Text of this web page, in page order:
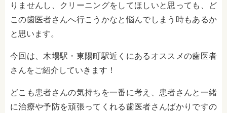
りませんし、クリーニングをしてほしいと思っても、ど
この歯医者さんへ行こうかなと悩んでしまう時もあるか
と思います。
今回は、木場駅・東陽町駅近くにあるオススメの歯医者
さんをご紹介していきます！
どこも患者さんの気持ちを一番に考え、患者さんと一緒
に治療や予防を頑張ってくれる歯医者さんばかりですの